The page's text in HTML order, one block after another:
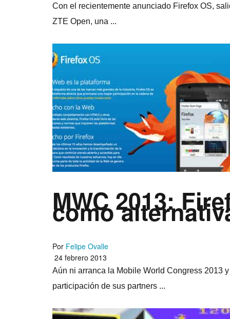
Con el recientemente anunciado Firefox OS,
ZTE Open, una ...
MWC 2013:
como
Por Felipe Ovalle
24 febrero 2013
Aún ni arranca la Mobile World Congress 2013
participación de sus partners ...